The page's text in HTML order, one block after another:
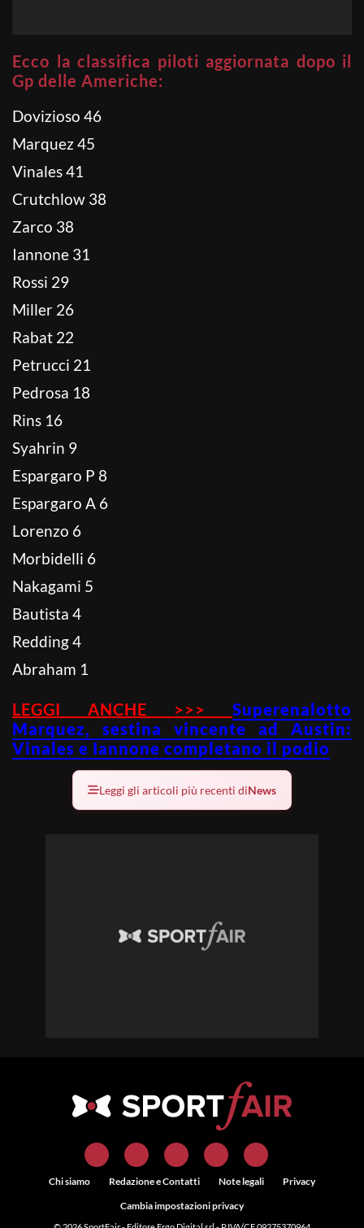
Ecco la classifica piloti aggiornata dopo il
Gp delle Americhe:
Dovizioso 46
Marquez 45
Vinales 41
Crutchlow 38
Zarco 38
Iannone 31
Rossi 29
Miller 26
Rabat 22
Petrucci 21
Pedrosa 18
Rins 16
Syahrin 9
Espargaro P 8
Espargaro A 6
Lorenzo 6
Morbidelli 6
Nakagami 5
Bautista 4
Redding 4
Abraham 1
LEGGI ANCHE >>> Superenalotto
Marquez, sestina vincente ad Austin:
Vinales e Iannone completano il podio
Leggi gli articoli più recenti diNews
Chi siamo Redazione e Contatti Note legali
Privacy
Cambia impostazioni privacy